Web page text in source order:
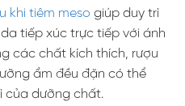
khi tiêm meso giúp duy trì
tiếp xúc trực tiếp với ánh
các chất kích thích, rượu
ẩm đều đặn có thể
của dưỡng chất.